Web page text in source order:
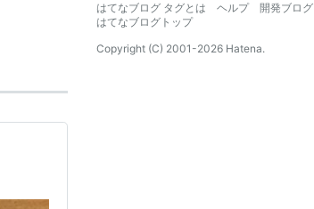
はてなブログ タグとは
ヘルプ
開発ブログ
はてなブログトップ
Copyright (C) 2001-2026 Hatena.